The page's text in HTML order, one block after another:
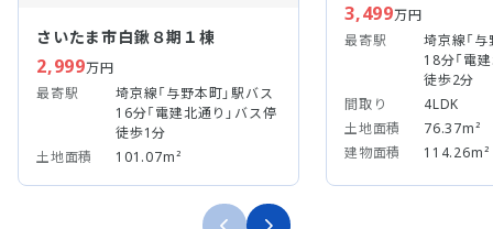
さいたま市白鍬８期１棟
2,999万円
最寄駅
埼京線「与野本町」駅バス
16分「電建北通り」バス停
徒歩1分
土地面積
101.07m²
3,499万円
最寄駅
埼京線「
18分「電
徒歩2分
間取り
4LDK
土地面積
76.37m²
建物面積
114.26m²